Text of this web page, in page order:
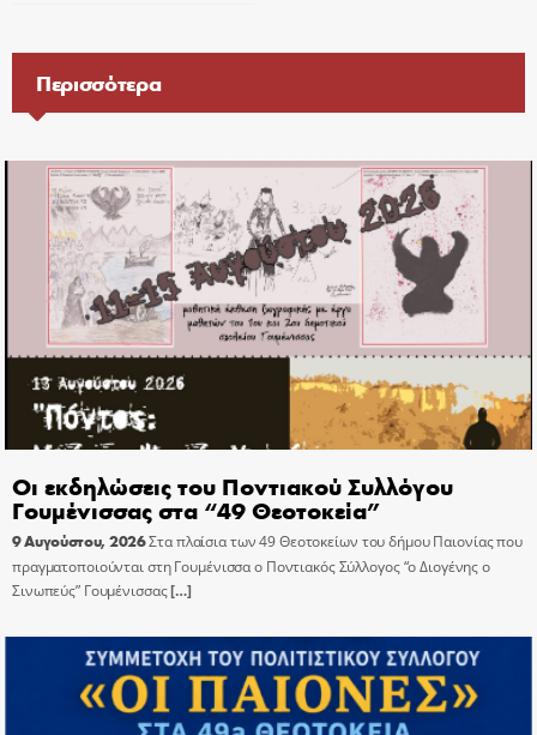
Περισσότερα
Οι εκδηλώσεις του Ποντιακού Συλλόγου
Γουμένισσας στα “49 Θεοτοκεία”
9 Αυγούστου, 2026Στα πλαίσια των 49 Θεοτοκείων του δήμου Παιονίας που
πραγματοποιούνται στη Γουμένισσα ο Ποντιακός Σύλλογος “ο Διογένης ο
Σινωπεύς” Γουμένισσας[…]